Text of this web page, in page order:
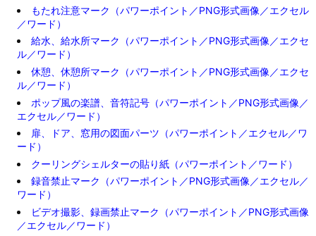
もたれ注意マーク（パワーポイント／PNG形式画像／エクセル
／ワード）
給水、給水所マーク（パワーポイント／PNG形式画像／エクセ
ル／ワード）
休憩、休憩所マーク（パワーポイント／PNG形式画像／エクセ
ル／ワード）
ポップ風の楽譜、音符記号（パワーポイント／PNG形式画像／
エクセル／ワード）
扉、ドア、窓用の図面パーツ（パワーポイント／エクセル／ワ
ード）
クーリングシェルターの貼り紙（パワーポイント／ワード）
録音禁止マーク（パワーポイント／PNG形式画像／エクセル／
ワード）
ビデオ撮影、録画禁止マーク（パワーポイント／PNG形式画像
／エクセル／ワード）